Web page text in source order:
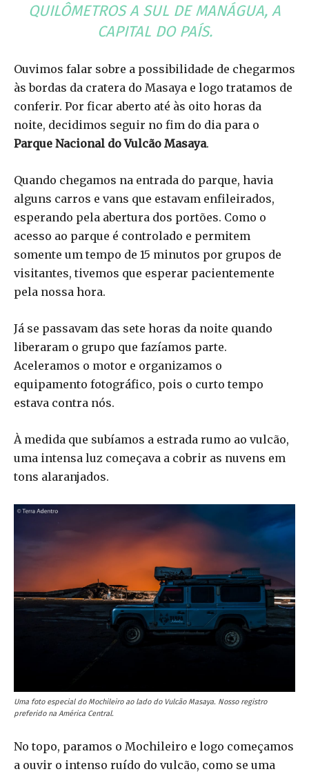
QUILÔMETROS A SUL DE MANÁGUA, A
CAPITAL DO PAÍS.
Ouvimos falar sobre a possibilidade de chegarmos
às bordas da cratera do Masaya e logo tratamos de
conferir. Por ficar aberto até às oito horas da
noite, decidimos seguir no fim do dia para o
Parque Nacional do Vulcão Masaya.
Quando chegamos na entrada do parque, havia
alguns carros e vans que estavam enfileirados,
esperando pela abertura dos portões. Como o
acesso ao parque é controlado e permitem
somente um tempo de 15 minutos por grupos de
visitantes, tivemos que esperar pacientemente
pela nossa hora.
Já se passavam das sete horas da noite quando
liberaram o grupo que fazíamos parte.
Aceleramos o motor e organizamos o
equipamento fotográfico, pois o curto tempo
estava contra nós.
À medida que subíamos a estrada rumo ao vulcão,
uma intensa luz começava a cobrir as nuvens em
tons alaranjados.
Uma foto especial do Mochileiro ao lado do Vulcão Masaya. Nosso registro
preferido na América Central.
No topo, paramos o Mochileiro e logo começamos
a ouvir o intenso ruído do vulcão, como se uma